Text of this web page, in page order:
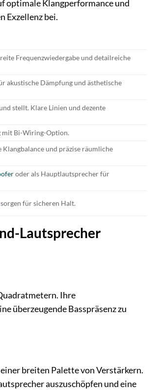
optimale Klangperformance und
Exzellenz bei.
Frequenzwiedergabe und detailreiche
akustische Dämpfung und ästhetische
stellt. Klare Linien und dezente
mit Bi-Wiring-Option.
und präzise räumliche
oder als Hauptlautsprecher für
sorgen für sicheren Halt.
Lautsprecher
Ihre
überzeugende Basspräsenz zu
breiten Palette von Verstärkern.
auszuschöpfen und eine